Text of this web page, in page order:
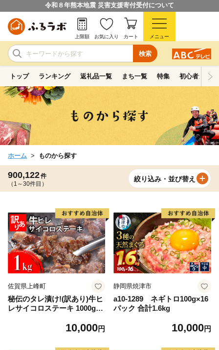
令和８年熊本地震 災害支援寄付受付について
検索
上限額 お気に入り カート メニュー
トップ ランキング 返礼品一覧 まち一覧 特集 初心者ガイド
ホーム ものから探す
900,122件
（1～30件目）
絞り込み・並び替え
佐賀県上峰町
秘伝のタレ漬け!(訳あり)牛ヒ
レサイコロステーキ 1000g
10,000円
静岡県焼津市
a10-1289 ネギトロ100g×16
パック 合計1.6kg
10,000円